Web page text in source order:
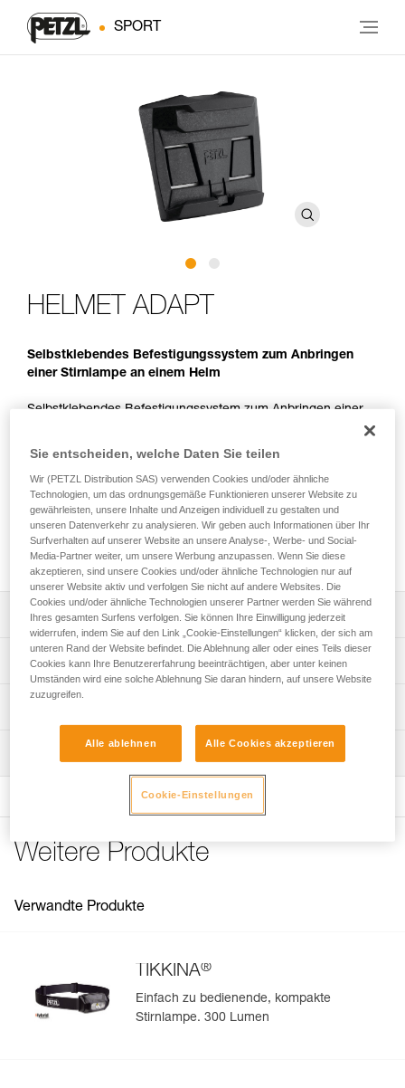
SPORT
HELMET ADAPT
Selbstklebendes Befestigungssystem zum Anbringen
einer Stirnlampe an einem Helm
Selbstklebendes Befestigungssystem zum Anbringen einer
TIKKINA-, TIKKA-, ACTIK-, ARIA-, SWIFT RL- oder NAO RL-
Lampe zu behindern.
Ihr sucht die perfekte Stirnlampe für eure Aktivitäten?
ZUR AUSWAHLHILFE
Leistungsverzeichnis
Ermöglicht das einfache Anbringen einer Stirnlampe an
einem Helm, ohne die Schwenkbewegung der Lampe zu
beeinträchtigen.
1R RGB, ARIA 2R RGB, SWIFT RL (Versionen ab 2023)
von Petzl nicht die vorschriftsmäßige Fahrradbeleuchtung.
Technische Spezifikationen
Gewicht: 20 g
Zugrundeliegende Spezifikationen
Referenz : E073AB00
Garantie : 3 Jahre
Gebrauchsanleitung
See all technical content
Weitere Produkte
Verwandte Produkte
TIKKINA®
Einfach zu bedienende, kompakte
Stirnlampe. 300 Lumen
Sie entscheiden, welche Daten Sie teilen
Wir (PETZL Distribution SAS) verwenden Cookies und/oder ähnliche
Technologien, um das ordnungsgemäße Funktionieren unserer Website zu
gewährleisten, unsere Inhalte und Anzeigen individuell zu gestalten und
unseren Datenverkehr zu analysieren. Wir geben auch Informationen über Ihr
Surfverhalten auf unserer Website an unsere Analyse-, Werbe- und Social-
Media-Partner weiter, um unsere Werbung anzupassen. Wenn Sie diese
akzeptieren, sind unsere Cookies und/oder ähnliche Technologien nur auf
unserer Website aktiv und verfolgen Sie nicht auf andere Websites. Die
Cookies und/oder ähnliche Technologien unserer Partner werden Sie während
Ihres gesamten Surfens verfolgen. Sie können Ihre Einwilligung jederzeit
widerrufen, indem Sie auf den Link „Cookie-Einstellungen“ klicken, der sich am
unteren Rand der Website befindet. Die Ablehnung aller oder eines Teils dieser
Cookies kann Ihre Benutzererfahrung beeinträchtigen, aber unter keinen
Umständen wird eine solche Ablehnung Sie daran hindern, auf unsere Website
zuzugreifen.
Alle ablehnen Alle Cookies akzeptieren
Cookie-Einstellungen